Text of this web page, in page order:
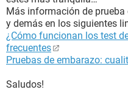
Más información de
y demás en los siguientes
¿Cómo funcionan los test
frecuentes
Pruebas de embarazo:
Saludos!